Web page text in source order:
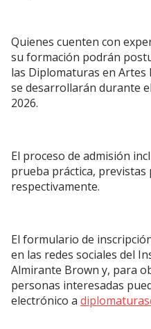
Quienes cuenten con
su formación podrán
las Diplomaturas en Artes
se desarrollarán durante
2026.
El proceso de admisión
prueba práctica, previstas
respectivamente.
El formulario de
en las redes sociales del
Almirante Brown y, para
personas interesadas
electrónico a